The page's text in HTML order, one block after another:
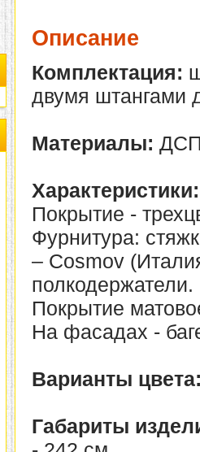
Описание
Комплектация:
двумя штангами
Материалы:
Характеристики:
Покрытие -
Фурнитура:
– Cosmov
полкодержатели.
Покрытие
На фасадах -
Варианты
Габариты